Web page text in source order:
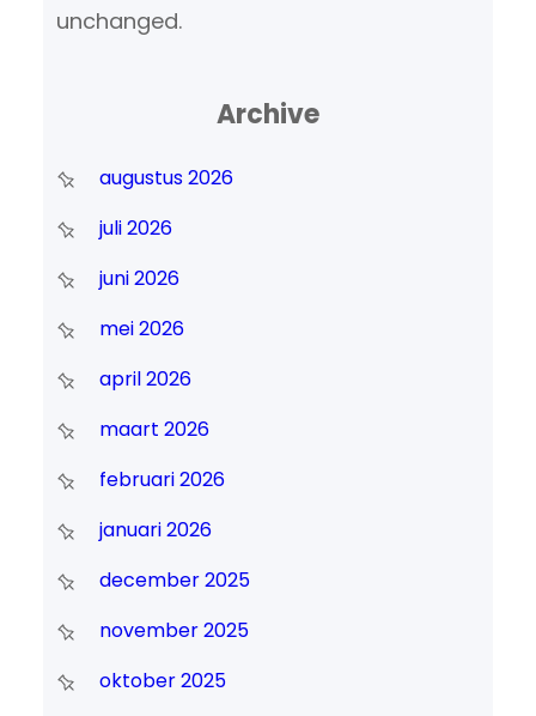
unchanged.
Archive
augustus 2026
juli 2026
juni 2026
mei 2026
april 2026
maart 2026
februari 2026
januari 2026
december 2025
november 2025
oktober 2025